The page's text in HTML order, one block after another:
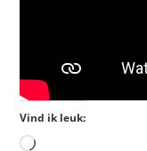
Vind ik leuk: